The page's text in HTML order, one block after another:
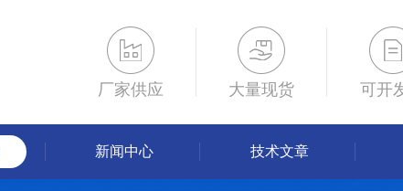
厂家供应 大量现货 可开
新闻中心 技术文章